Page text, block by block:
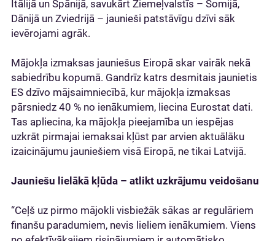
Itālijā un Spānijā, savukārt Ziemeļvalstīs – Somijā,
Dānijā un Zviedrijā – jaunieši patstāvīgu dzīvi sāk
ievērojami agrāk.
Mājokļa izmaksas jauniešus Eiropā skar vairāk nekā
sabiedrību kopumā. Gandrīz katrs desmitais jaunietis
ES dzīvo mājsaimniecībā, kur mājokļa izmaksas
pārsniedz 40 % no ienākumiem, liecina Eurostat dati.
Tas apliecina, ka mājokļa pieejamība un iespējas
uzkrāt pirmajai iemaksai kļūst par arvien aktuālāku
izaicinājumu jauniešiem visā Eiropā, ne tikai Latvijā.
Jauniešu lielākā kļūda – atlikt uzkrājumu veidošanu
“Ceļš uz pirmo mājokli visbiežāk sākas ar regulāriem
finanšu paradumiem, nevis lieliem ienākumiem. Viens